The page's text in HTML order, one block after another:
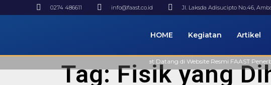
0274 486611 info@faast.co.id Jl. Laksda Adisucipto No.46,
HOME Kegiatan Artikel
Selamat Datang di Website Resmi FAAST
Tag: Fisik yang